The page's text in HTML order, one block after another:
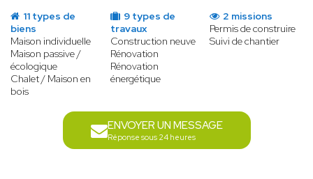
11 types de
biens
Maison individuelle
Maison passive /
écologique
Chalet / Maison en
bois
9 types de
travaux
Construction neuve
Rénovation
Rénovation
énergétique
2 missions
Permis de construire
Suivi de chantier
ENVOYER UN MESSAGE
Réponse sous 24 heures